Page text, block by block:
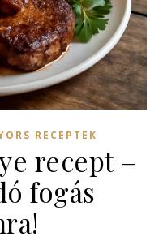
RECEPTEK
recept –
fogás